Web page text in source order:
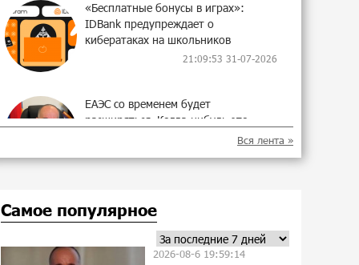
«Бесплатные бонусы в играх»:
IDBank предупреждает о
кибератаках на школьников
21:09:53 31-07-2026
ЕАЭС со временем будет
расширяться. Когда-нибудь это
поймёт и рядовой армянин, но
Если Израиль использует тему
Геноцида армян против Эрдогана,
то что для него значит сам
Вся лента »
Самое популярное
2026-08-6 19:59:14